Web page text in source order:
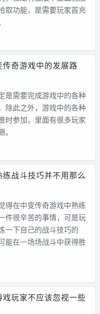
取功能，是需要玩家首充
奇游戏中的发展路
是需要完成游戏中的各种
除此之外，游戏中的各种
时参加，里面有很多玩家
练战斗技巧并不用那么
得在中变传奇游戏中熟练
件很辛苦的事情，可是玩
一下自己的战斗技巧的
能在一场场战斗中获得胜
戏玩家不应该忽视一些